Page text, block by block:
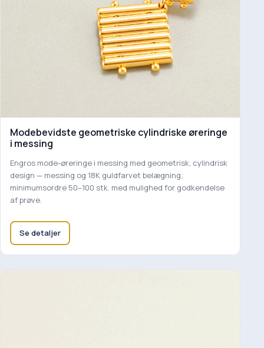
Modebevidste geometriske cylindriske øreringe
i messing
Engros mode-øreringe i messing med geometrisk, cylindrisk
design — messing og 18K guldfarvet belægning;
minimumsordre 50–100 stk. med mulighed for godkendelse
af prøve.
Se detaljer